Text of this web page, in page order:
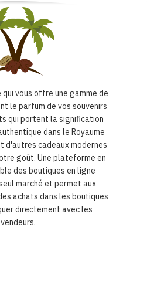
qui vous offre une gamme de
le parfum de vos souvenirs
qui portent la signification
dans le Royaume
d'autres cadeaux modernes
goût. Une plateforme en
des boutiques en ligne
marché et permet aux
achats dans les boutiques
directement avec les
vendeurs.